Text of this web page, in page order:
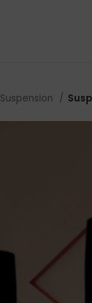
Suspension